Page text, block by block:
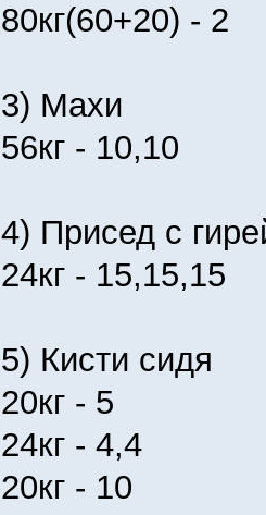
80кг(60+20) - 2
3) Махи
56кг - 10,10
4) Присед с
24кг - 15,15,15
5) Кисти сидя
20кг - 5
24кг - 4,4
20кг - 10